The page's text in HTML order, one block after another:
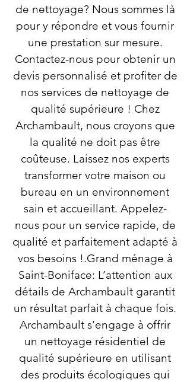
de nettoyage? Nous sommes là
pour y répondre et vous fournir
une prestation sur mesure.
Contactez-nous pour obtenir un
devis personnalisé et profiter de
nos services de nettoyage de
qualité supérieure ! Chez
Archambault, nous croyons que
la qualité ne doit pas être
coûteuse. Laissez nos experts
transformer votre maison ou
bureau en un environnement
sain et accueillant. Appelez-
nous pour un service rapide, de
qualité et parfaitement adapté à
vos besoins !.Grand ménage à
Saint-Boniface: L’attention aux
détails de Archambault garantit
un résultat parfait à chaque fois.
Archambault s’engage à offrir
un nettoyage résidentiel de
qualité supérieure en utilisant
des produits écologiques qui